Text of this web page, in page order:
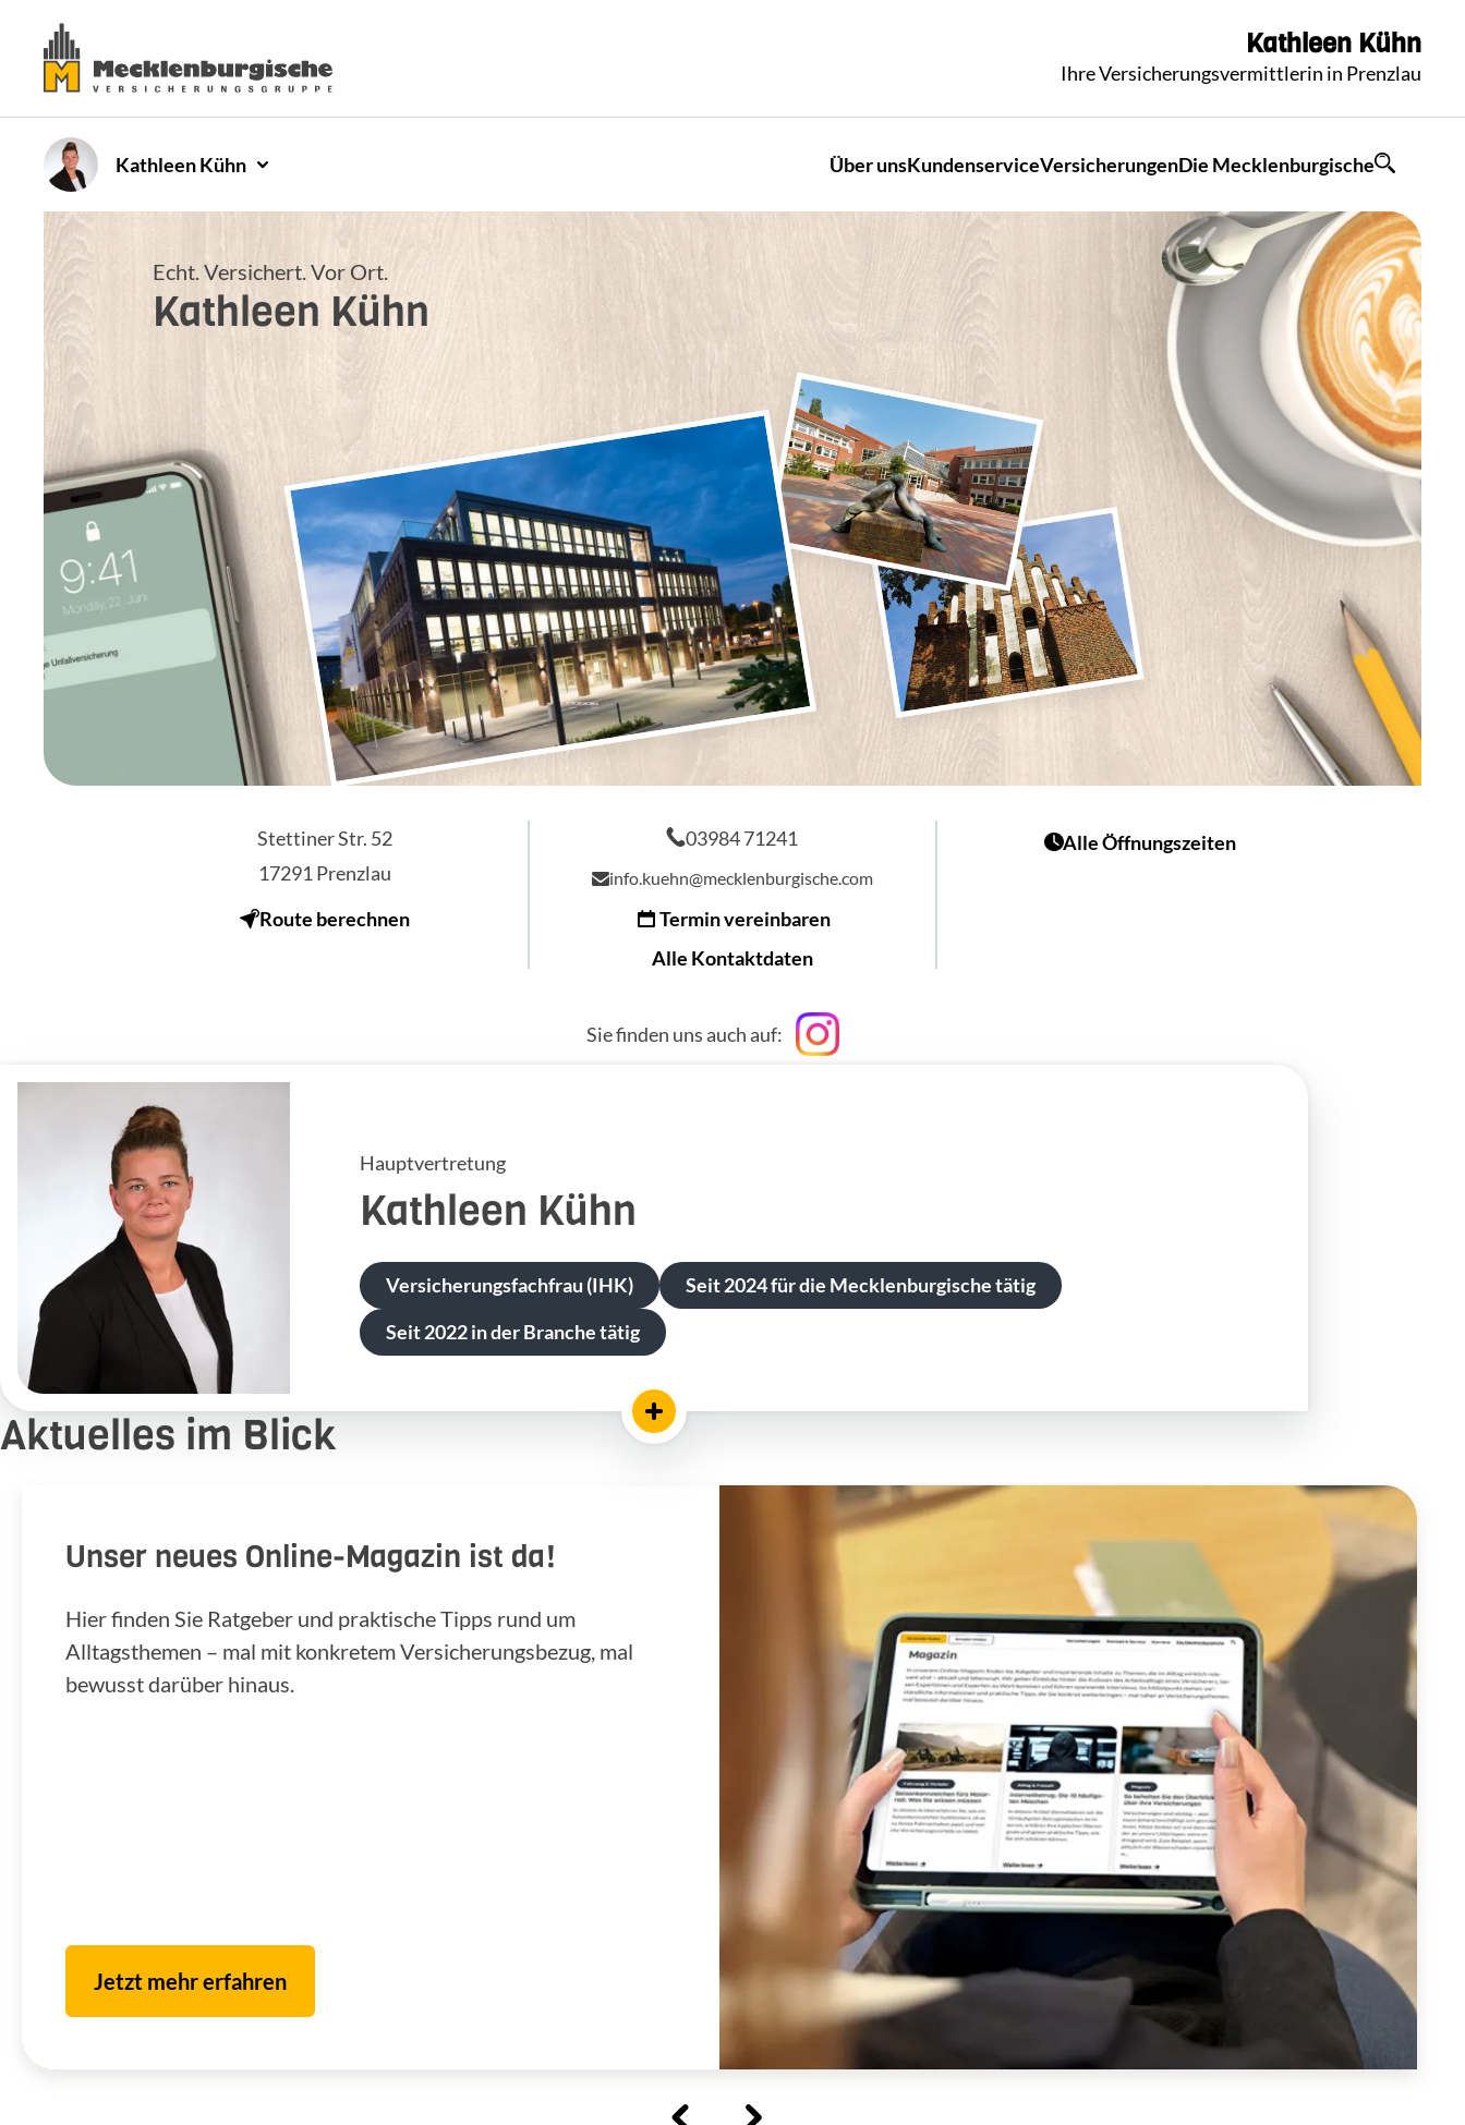
Kathleen Kühn
Ihre Versicherungsvermittlerin in Prenzlau
KathleenKühn Über unsKundenserviceVersicherungenDie Mecklenburgische
Kathleen Kühn
Echt. Versichert. Vor Ort.
Stettiner Str. 52
17291 Prenzlau
Route berechnen
03984 71241
info.kuehn@mecklenburgische.com
Termin vereinbaren
Alle Kontaktdaten
Alle Öffnungszeiten
Sie finden uns auch auf:
Hauptvertretung
Kathleen Kühn
Versicherungsfachfrau (IHK)
Seit 2024 für die Mecklenburgische tätig
Seit 2022 in der Branche tätig
Aktuelles im Blick
Unser neues Online-Magazin ist da!
Hier finden Sie Ratgeber und praktische Tipps rund um
Alltagsthemen – mal mit konkretem Versicherungsbezug, mal
bewusst darüber hinaus.
Jetzt mehr erfahren